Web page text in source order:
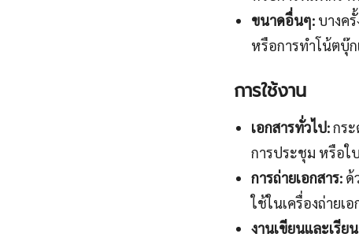
ขนาดอื่นๆ:บางครั้
หรือการทำโน้ตบุ๊ก
การใช้งาน
เอกสารทั่วไป:กร
การประชุม หรือใ
การถ่ายเอกสาร:ด้
ใช้ในเครื่องถ่ายเ
งานเขียนและเรีย